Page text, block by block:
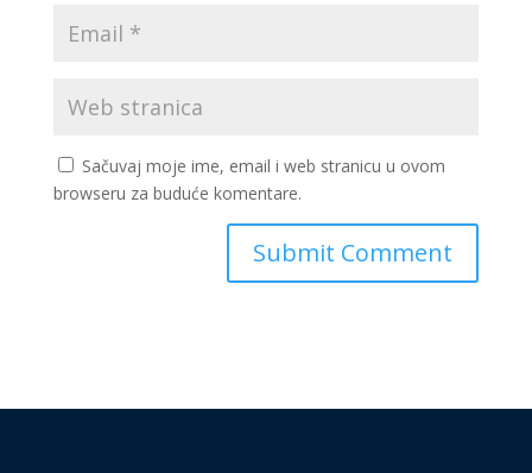
Sačuvaj moje ime, email i web stranicu u ovom
browseru za buduće komentare.